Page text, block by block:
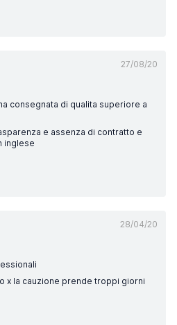
27/08/20
consegnata di qualita superiore a
e assenza di contratto e
inglese
28/04/20
x la cauzione prende troppi giorni